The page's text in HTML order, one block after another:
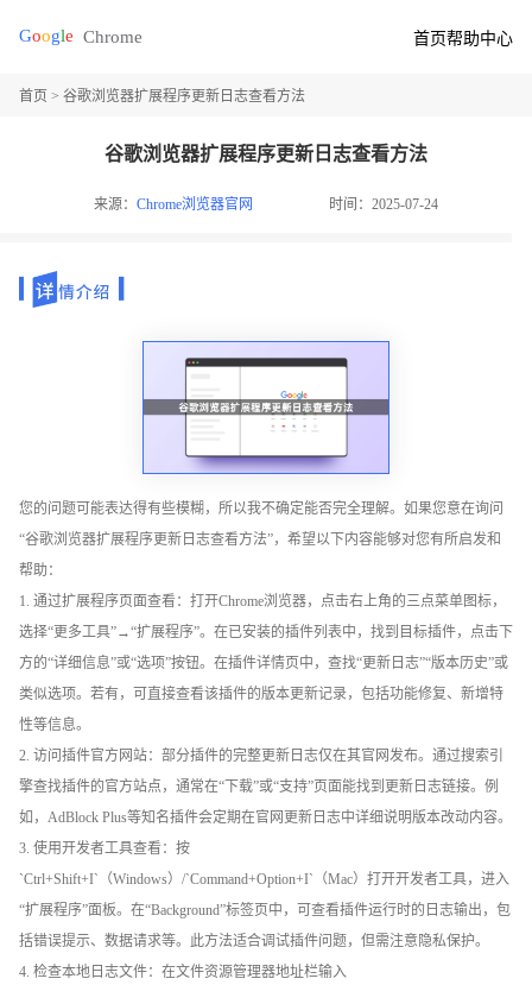
首页帮助中心
首页 > 谷歌浏览器扩展程序更新日志查看方法
谷歌浏览器扩展程序更新日志查看方法
来源：Chrome浏览器官网 时间：2025-07-24
您的问题可能表达得有些模糊，所以我不确定能否完全理解。如果您意在询问
“谷歌浏览器扩展程序更新日志查看方法”，希望以下内容能够对您有所启发和
帮助：
1. 通过扩展程序页面查看：打开Chrome浏览器，点击右上角的三点菜单图标，
选择“更多工具”→“扩展程序”。在已安装的插件列表中，找到目标插件，点击下
方的“详细信息”或“选项”按钮。在插件详情页中，查找“更新日志”“版本历史”或
类似选项。若有，可直接查看该插件的版本更新记录，包括功能修复、新增特
性等信息。
2. 访问插件官方网站：部分插件的完整更新日志仅在其官网发布。通过搜索引
擎查找插件的官方站点，通常在“下载”或“支持”页面能找到更新日志链接。例
如，AdBlock Plus等知名插件会定期在官网更新日志中详细说明版本改动内容。
3. 使用开发者工具查看：按
`Ctrl+Shift+I`（Windows）/`Command+Option+I`（Mac）打开开发者工具，进入
“扩展程序”面板。在“Background”标签页中，可查看插件运行时的日志输出，包
括错误提示、数据请求等。此方法适合调试插件问题，但需注意隐私保护。
4. 检查本地日志文件：在文件资源管理器地址栏输入